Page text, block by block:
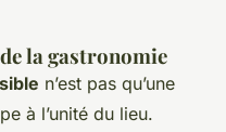
la gastronomie
n’est pas qu’une
à l’unité du lieu.